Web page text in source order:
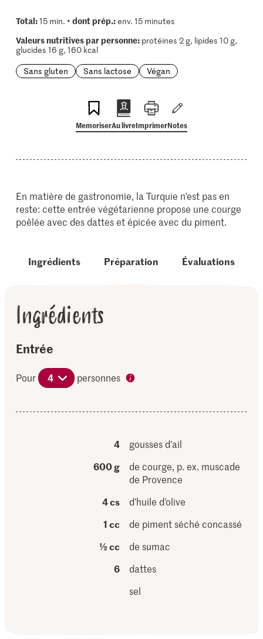
Total:15 min. • dont prép.:env. 15 minutes
Valeurs nutritives par personne:protéines 2 g, lipides 10 g,
glucides 16 g, 160 kcal
Sans gluten
Sans lactose Végan
MemoriserAu livreImprimerNotes
En matière de gastronomie, la Turquie n’est pas en
reste: cette entrée végétarienne propose une courge
poêlée avec des dattes et épicée avec du piment.
Ingrédients Préparation Évaluations
Ingrédients
Entrée
Pour 4 personnes
4
gousses d’ail
600 g
de courge, p. ex. muscade
de Provence
4 cs
d’huile d’olive
1 cc
de piment séché concassé
½ cc
de sumac
6
dattes
sel